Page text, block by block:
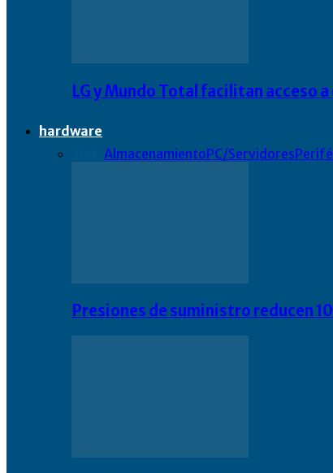
LG y Mundo Total facilitan
hardware
AlmacenamientoPC/Servidores
Presiones de suministro reducen